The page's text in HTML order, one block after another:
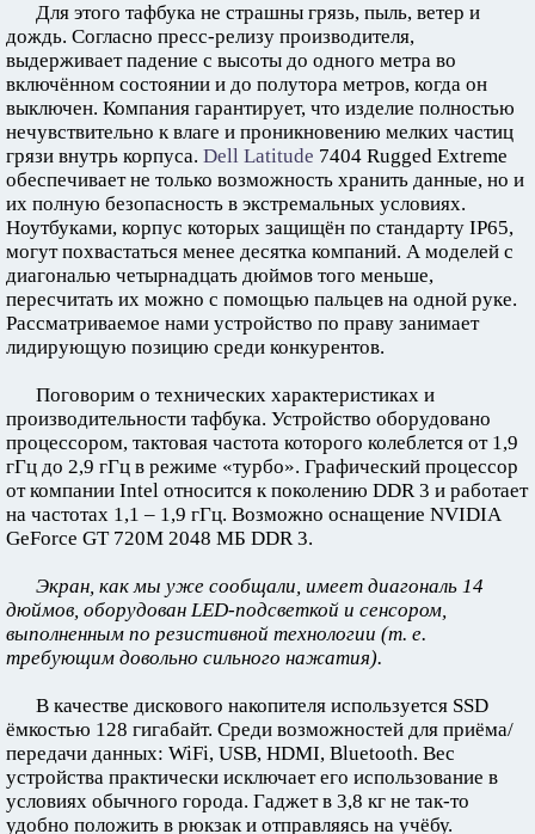
Для этого тафбука не страшны грязь, пыль, ветер и
дождь. Согласно пресс-релизу производителя,
выдерживает падение с высоты до одного метра во
включённом состоянии и до полутора метров, когда он
выключен. Компания гарантирует, что изделие полностью
нечувствительно к влаге и проникновению мелких частиц
грязи внутрь корпуса. Dell Latitude 7404 Rugged Extreme
обеспечивает не только возможность хранить данные, но и
их полную безопасность в экстремальных условиях.
Ноутбуками, корпус которых защищён по стандарту IP65,
могут похвастаться менее десятка компаний. А моделей с
диагональю четырнадцать дюймов того меньше,
пересчитать их можно с помощью пальцев на одной руке.
Рассматриваемое нами устройство по праву занимает
лидирующую позицию среди конкурентов.
Поговорим о технических характеристиках и
производительности тафбука. Устройство оборудовано
процессором, тактовая частота которого колеблется от 1,9
гГц до 2,9 гГц в режиме «турбо». Графический процессор
от компании Intel относится к поколению DDR 3 и работает
на частотах 1,1 – 1,9 гГц. Возможно оснащение NVIDIA
GeForce GT 720M 2048 МБ DDR 3.
Экран, как мы уже сообщали, имеет диагональ 14
дюймов, оборудован LED-подсветкой и сенсором,
выполненным по резистивной технологии (т. е.
требующим довольно сильного нажатия).
В качестве дискового накопителя используется SSD
ёмкостью 128 гигабайт. Среди возможностей для приёма/
передачи данных: WiFi, USB, HDMI, Bluetooth. Вес
устройства практически исключает его использование в
условиях обычного города. Гаджет в 3,8 кг не так-то
удобно положить в рюкзак и отправляясь на учёбу.